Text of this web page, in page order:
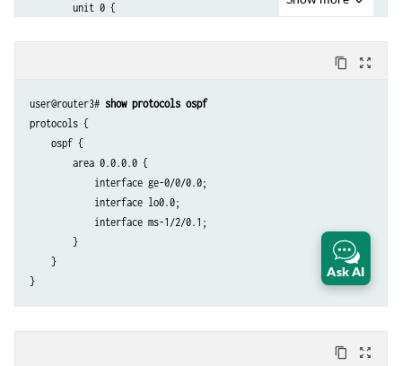
        unit 0 {
    }
    ms-1/2/0 {
        services-options {
            syslog {
                host local {
                    services info;
                }
            }
        }
        unit 0 {
content_copy zoom_out_map
user@router3# show protocols ospf
protocols {
    ospf {
        area 0.0.0.0 {
            interface ge-0/0/0.0;
            interface lo0.0;
            interface ms-1/2/0.1;
        }
    }
content_copy zoom_out_map
Ask AI